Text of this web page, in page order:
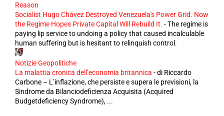
Reason
Socialist Hugo Chávez Destroyed Venezuela's Power Grid. Now
the Regime Hopes Private Capital Will Rebuild It. -The regime is
paying lip service to undoing a policy that caused incalculable
human suffering but is hesitant to relinquish control.
Notizie Geopolitiche
La malattia cronica dell’economia britannica -di Riccardo
Carbone – L’inflazione, che persiste e supera le previsioni, la
Sindrome da Bilanciodeficienza Acquisita (Acquired
Budgetdeficiency Syndrome), ...